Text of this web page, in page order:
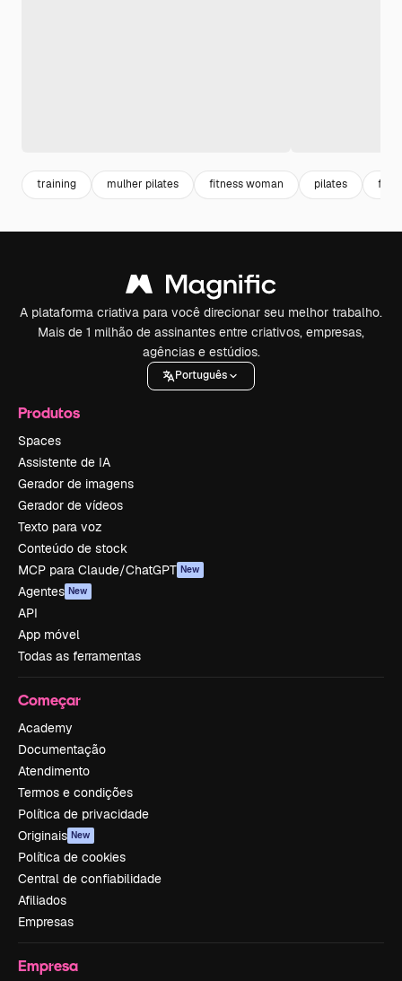
training mulher pilates fitness woman pilates
A plataforma criativa para você direcionar seu melhor trabalho.
Mais de 1 milhão de assinantes entre criativos, empresas,
agências e estúdios.
Português
Produtos
Spaces
Assistente de IA
Gerador de imagens
Gerador de vídeos
Texto para voz
Conteúdo de stock
MCP para Claude/ChatGPT New
Agentes New
API
App móvel
Todas as ferramentas
Começar
Academy
Documentação
Atendimento
Termos e condições
Política de privacidade
Originais New
Política de cookies
Central de confiabilidade
Afiliados
Empresas
Empresa